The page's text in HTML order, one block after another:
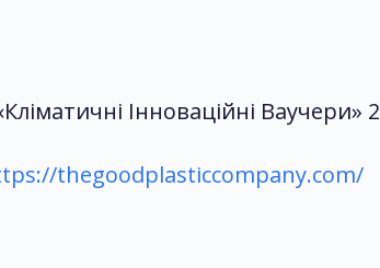
Інноваційні Ваучери»
thegoodplasticcompany.com/